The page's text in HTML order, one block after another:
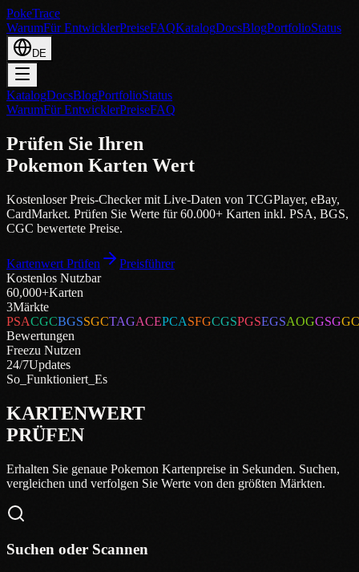
PokeTrace
WarumFür EntwicklerPreiseFAQKatalogDocsBlogPortfolioStatus
DE
KatalogDocsBlogPortfolioStatus
WarumFür EntwicklerPreiseFAQ
Prüfen Sie Ihren
Pokemon Karten Wert
Kostenloser Preis-Checker mit Live-Daten von TCGPlayer, eBay,
CardMarket. Prüfen Sie Werte für 60.000+ Karten inkl. PSA, BGS,
CGC bewertete Preise.
Kartenwert Prüfen
Preisführer
Kostenlos Nutzbar
60,000+Karten
3Märkte
PSACGCBGSSGCTAGACEPCASFGCGSPGSEGSAOGGSG
Bewertungen
Freezu Nutzen
24/7Updates
So_Funktioniert_Es
KARTENWERT
PRÜFEN
Erhalten Sie genaue Pokemon Kartenpreise in Sekunden. Suchen,
vergleichen und verfolgen Sie Werte von den größten Märkten.
Suchen oder Scannen